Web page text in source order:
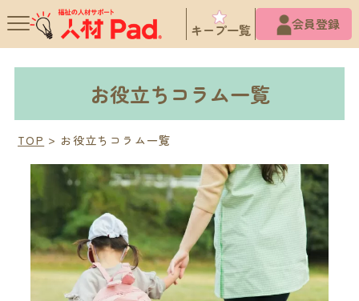
キープ一覧
会員登録
お役立ちコラム一覧
TOP お役立ちコラム一覧